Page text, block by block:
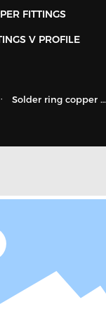
FITTINGS
V PROFILE
Solder ring copper fi